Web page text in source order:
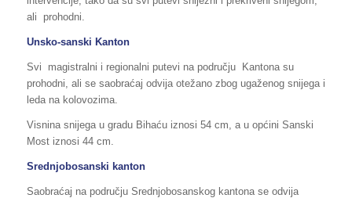
ali prohodni.
Unsko-sanski Kanton
Svi magistralni i regionalni putevi na području Kantona su
prohodni, ali se saobraćaj odvija otežano zbog ugaženog snijega i
leda na kolovozima.
Visnina snijega u gradu Bihaću iznosi 54 cm, a u općini Sanski
Most iznosi 44 cm.
Srednjobosanski kanton
Saobraćaj na području Srednjobosanskog kantona se odvija